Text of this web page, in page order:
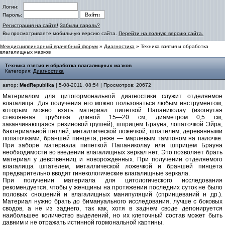
Логин:
Пароль:
Регистрация на сайте! Забыли пароль?
Вы просматриваете мобильную версию сайта. Перейти на полную версию сайта.
Междисциплинарный врачебный форум » Диагностика » Техника взятия и обработка
влагалищных мазков
Техника взятия и обработка влагалищных мазков
Категория: Диагностика
автор: MedRepublika | 5-08-2011, 08:54 | Просмотров: 20672
Материалом для цитогормональной диагностики служит отделяемое
влагалища. Для получения его можно пользоваться любым инструментом,
которым можно взять материал: пипеткой Папаниколау (изогнутая
стеклянная трубочка длиной 15—20 см, диаметром 0,5 см,
заканчивающаяся резиновой грушей), шприцем Брауна, лопаточкой Эйра,
бактериальной петлей, металлической ложечкой, шпателем, деревянными
лопаточками, браншей пинцета, реже — марлевым тампоном на палочке.
При заборе материала пипеткой Папаниколау или шприцем Брауна
необходимости во введении влагалищных зеркал нет. Это позволяет брать
материал у девственниц и новорожденных. При получении отделяемого
влагалища шпателем, металлической ложечкой и браншей пинцета
предварительно вводят гинекологические влагалищные зеркала.
При получении материала для цитологического исследования
рекомендуется, чтобы у женщины на протяжении последних суток не было
половых сношений и влагалищных манипуляций (спринцеваний н др.).
Материал нужно брать до бимануального исследования, лучше с боковых
сводов, а не из заднего, так как, хотя в заднем своде депонируется
наибольшее количество выделений, но их клеточный состав может быть
давним и не отражать истинной гормональной картины.